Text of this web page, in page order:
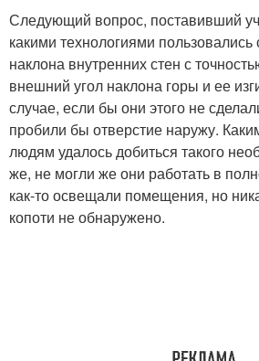
Следующий вопрос, поставивший
какими технологиями пользовались
наклона внутренних стен с
внешний угол наклона горы и ее
случае, если бы они этого не
пробили бы отверстие наружу.
людям удалось добиться такого
же, не могли же они работать в
как-то освещали помещения, но
копоти не обнаружено.